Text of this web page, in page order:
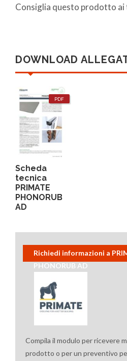
Consiglia questo prodotto ai
DOWNLOAD
PDF
Scheda
tecnica
PRIMATE
PHONORUB
AD
Richiedi informazioni a
PHONORUB AD
Compila il modulo per ricevere
prodotto o per un preventivo